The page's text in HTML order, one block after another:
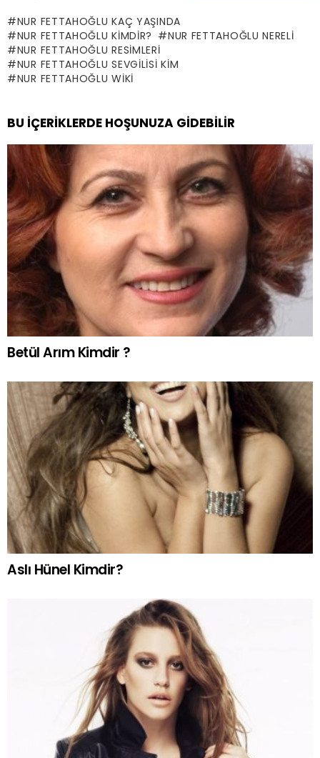
NUR FETTAHOĞLU KAÇ YAŞINDA
NUR FETTAHOĞLU KIMDIR?
NUR FETTAHOĞLU NERELI
NUR FETTAHOĞLU RESIMLERI
NUR FETTAHOĞLU SEVGILISI KIM
NUR FETTAHOĞLU WIKI
BU İÇERIKLERDE HOŞUNUZA GIDEBILIR
Betül Arım Kimdir ?
Aslı Hünel Kimdir?